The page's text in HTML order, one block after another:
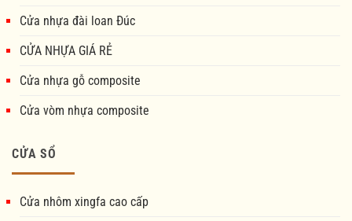
Cửa nhựa đài loan Đúc
CỬA NHỰA GIÁ RẺ
Cửa nhựa gỗ composite
Cửa vòm nhựa composite
CỬA SỔ
Cửa nhôm xingfa cao cấp